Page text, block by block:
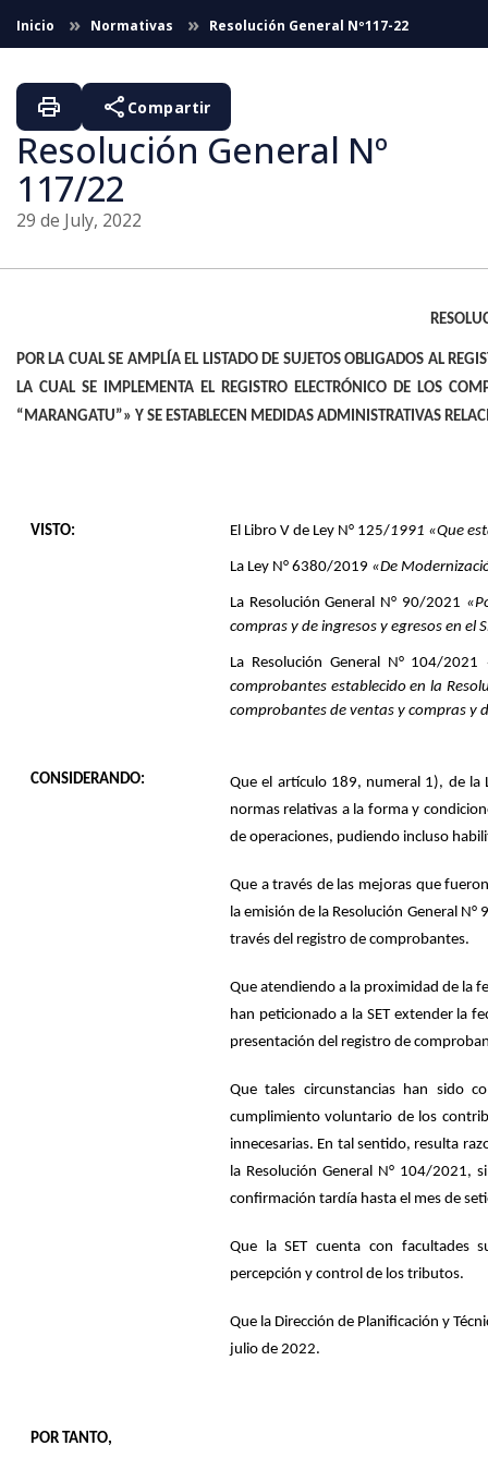
Skip to Main Content
Inicio Normativas Resolución General Nº117-22
Resolución General Nº
117/22
29 de July, 2022
print share Compartir
POR LA CUAL SE AMPLÍA EL LISTADO DE SUJETOS OBLIGADOS AL
LA CUAL SE IMPLEMENTA EL REGISTRO ELECTRÓNICO DE LOS
“MARANGATU”» Y SE ESTABLECEN MEDIDAS ADMINISTRATIVAS
VISTO: El Libro V de Ley N° 125/1991 «Que
La Ley N° 6380/2019 «De
La Resolución General N° 90/2021 «
compras y de ingresos y egresos en el
La Resolución General N° 104/2021
comprobantes establecido en la
comprobantes de ventas y compras y
CONSIDERANDO: Que el artículo 189, numeral 1), de la
normas relativas a la forma y
de operaciones, pudiendo incluso
Que a través de las mejoras que
la emisión de la Resolución General
través del registro de comprobantes.
Que atendiendo a la proximidad de la
han peticionado a la SET extender la
presentación del registro de
Que tales circunstancias han sido
cumplimiento voluntario de los
innecesarias. En tal sentido, resulta
la Resolución General N° 104/2021,
confirmación tardía hasta el mes de
Que la SET cuenta con facultades
percepción y control de los tributos.
Que la Dirección de Planificación y
julio de 2022.
POR TANTO,